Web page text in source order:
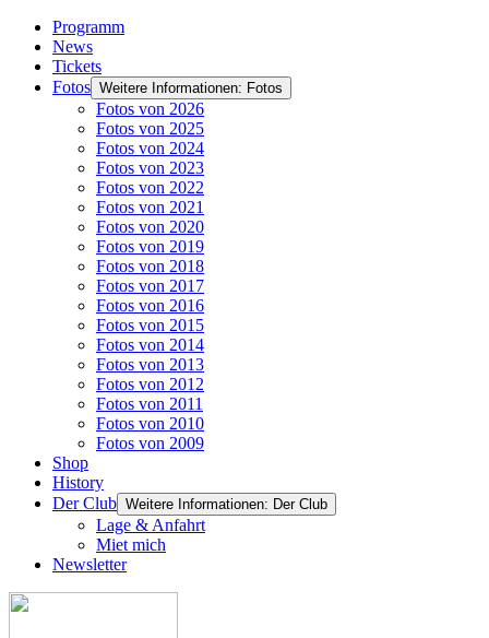
Programm
News
Tickets
Fotos Weitere Informationen: Fotos
Fotos von 2026
Fotos von 2025
Fotos von 2024
Fotos von 2023
Fotos von 2022
Fotos von 2021
Fotos von 2020
Fotos von 2019
Fotos von 2018
Fotos von 2017
Fotos von 2016
Fotos von 2015
Fotos von 2014
Fotos von 2013
Fotos von 2012
Fotos von 2011
Fotos von 2010
Fotos von 2009
Shop
History
Der Club Weitere Informationen: Der Club
Lage & Anfahrt
Miet mich
Newsletter